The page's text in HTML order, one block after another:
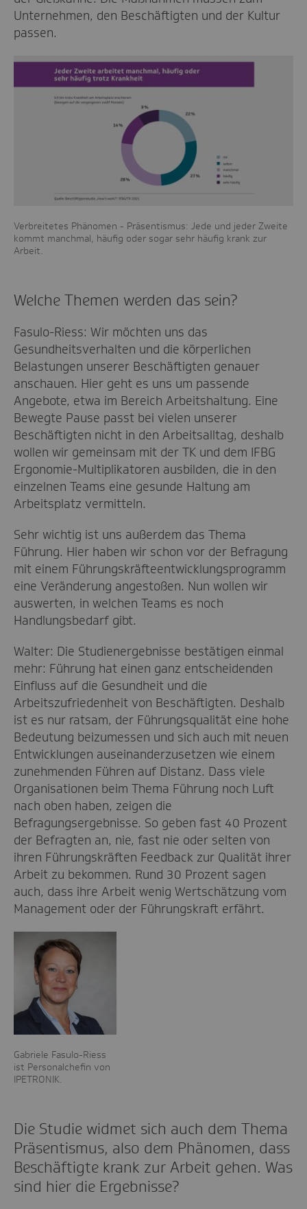
Unternehmen, den Beschäftigten und der Kultur
passen.
Verbreitetes Phänomen - Präsentismus: Jede und jeder Zweite
kommt manchmal, häufig oder sogar sehr häufig krank zur
Arbeit.
Welche Themen werden das sein?
Fasulo-Riess: Wir möchten uns das
Gesundheitsverhalten und die körperlichen
Belastungen unserer Beschäftigten genauer
anschauen. Hier geht es uns um passende
Angebote, etwa im Bereich Arbeitshaltung. Eine
Bewegte Pause passt bei vielen unserer
Beschäftigten nicht in den Arbeitsalltag, deshalb
wollen wir gemeinsam mit der TK und dem IFBG
Ergonomie-Multiplikatoren ausbilden, die in den
einzelnen Teams eine gesunde Haltung am
Arbeitsplatz vermitteln.
Sehr wichtig ist uns außerdem das Thema
Führung. Hier haben wir schon vor der Befragung
mit einem Führungskräfteentwicklungsprogramm
eine Veränderung angestoßen. Nun wollen wir
auswerten, in welchen Teams es noch
Handlungsbedarf gibt.
Walter: Die Studienergebnisse bestätigen einmal
mehr: Führung hat einen ganz entscheidenden
Einfluss auf die Gesundheit und die
Arbeitszufriedenheit von Beschäftigten. Deshalb
ist es nur ratsam, der Führungsqualität eine hohe
Bedeutung beizumessen und sich auch mit neuen
Entwicklungen auseinanderzusetzen wie einem
zunehmenden Führen auf Distanz. Dass viele
Organisationen beim Thema Führung noch Luft
nach oben haben, zeigen die
Befragungsergebnisse. So geben fast 40 Prozent
der Befragten an, nie, fast nie oder selten von
ihren Führungskräften Feedback zur Qualität ihrer
Arbeit zu bekommen. Rund 30 Prozent sagen
auch, dass ihre Arbeit wenig Wertschätzung vom
Management oder der Führungskraft erfährt.
Gabriele Fasulo-Riess
ist Personalchefin von
IPETRONIK.
Die Studie widmet sich auch dem Thema
Präsentismus, also dem Phänomen, dass
Beschäftigte krank zur Arbeit gehen. Was
sind hier die Ergebnisse?